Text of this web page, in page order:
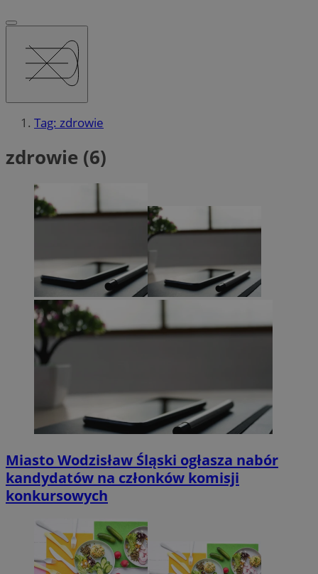
Tag: zdrowie
zdrowie (6)
Miasto Wodzisław Śląski ogłasza nabór
kandydatów na członków komisji
konkursowych